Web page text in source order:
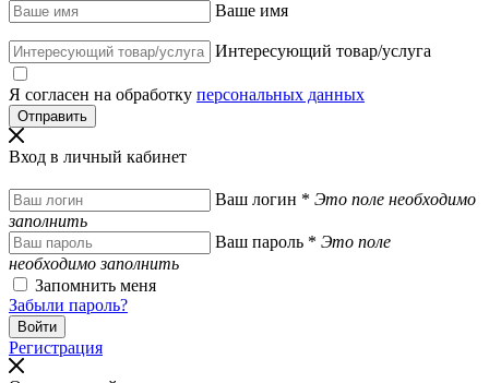
Ваше имя
Интересующий товар/услуга
Я согласен на обработку персональных данных
Вход в личный кабинет
Ваш логин * Это поле необходимо
заполнить
Ваш пароль * Это поле
необходимо заполнить
Запомнить меня
Забыли пароль?
Регистрация